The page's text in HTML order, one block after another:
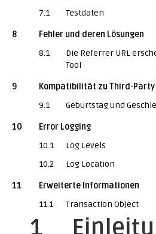
7.1
Testdaten
8
Fehler und deren Lösungen
8.1
Die Referrer URL
Tool
9
Kompatibilität zu Third-Party
9.1
Geburtstag und
10
Error Logging
10.1
Log Levels
10.2
Log Location
11
Erweiterte Informationen
11.1
Transaction Object
1